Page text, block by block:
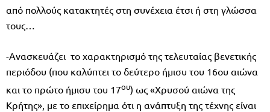
από πολλούς κατακτητές στη συνέχεια έτσι ή στη γλώσσα
τους…
-Ανασκευάζει το χαρακτηρισμό της τελευταίας βενετικής
περιόδου (που καλύπτει το δεύτερο ήμισυ του 16ου αιώνα
και το πρώτο ήμισυ του 17ου) ως «Χρυσού αιώνα της
Κρήτης», με το επιχείρημα ότι η ανάπτυξη της τέχνης είναι